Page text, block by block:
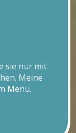
sie nur mit
Meine
Menü.